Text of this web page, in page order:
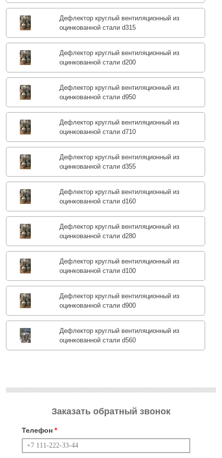
Дефлектор круглый вентиляционный из
оцинкованной стали d315
Дефлектор круглый вентиляционный из
оцинкованной стали d200
Дефлектор круглый вентиляционный из
оцинкованной стали d950
Дефлектор круглый вентиляционный из
оцинкованной стали d710
Дефлектор круглый вентиляционный из
оцинкованной стали d355
Дефлектор круглый вентиляционный из
оцинкованной стали d160
Дефлектор круглый вентиляционный из
оцинкованной стали d280
Дефлектор круглый вентиляционный из
оцинкованной стали d100
Дефлектор круглый вентиляционный из
оцинкованной стали d900
Дефлектор круглый вентиляционный из
оцинкованной стали d560
Заказать обратный звонок
Телефон *